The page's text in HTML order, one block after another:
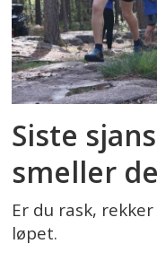
Siste
smeller
Er du rask,
løpet.